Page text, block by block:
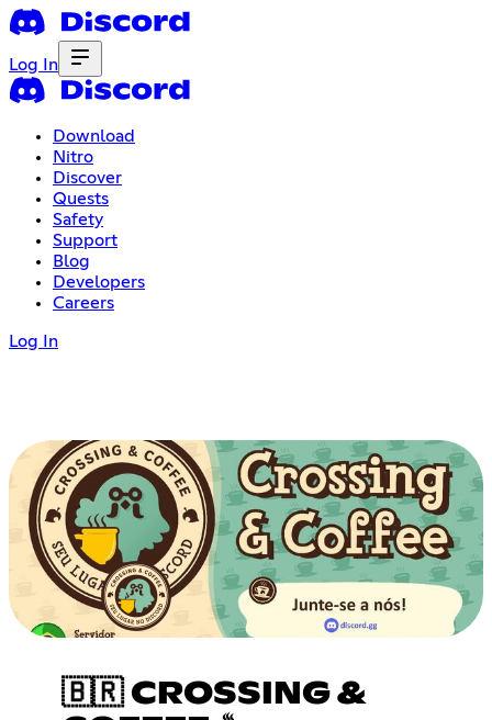
Log In
Download
Nitro
Discover
Quests
Safety
Support
Blog
Developers
Careers
Log In
🇧🇷 CROSSING &